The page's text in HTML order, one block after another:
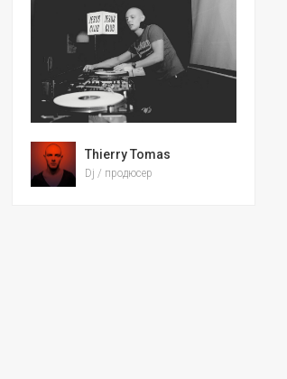
Thierry Tomas
Dj / продюсер